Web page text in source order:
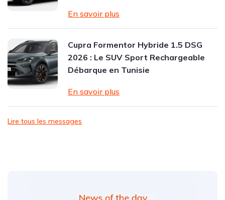
En savoir plus
Cupra Formentor Hybride 1.5 DSG
2026 : Le SUV Sport Rechargeable
Débarque en Tunisie
En savoir plus
Lire tous les messages